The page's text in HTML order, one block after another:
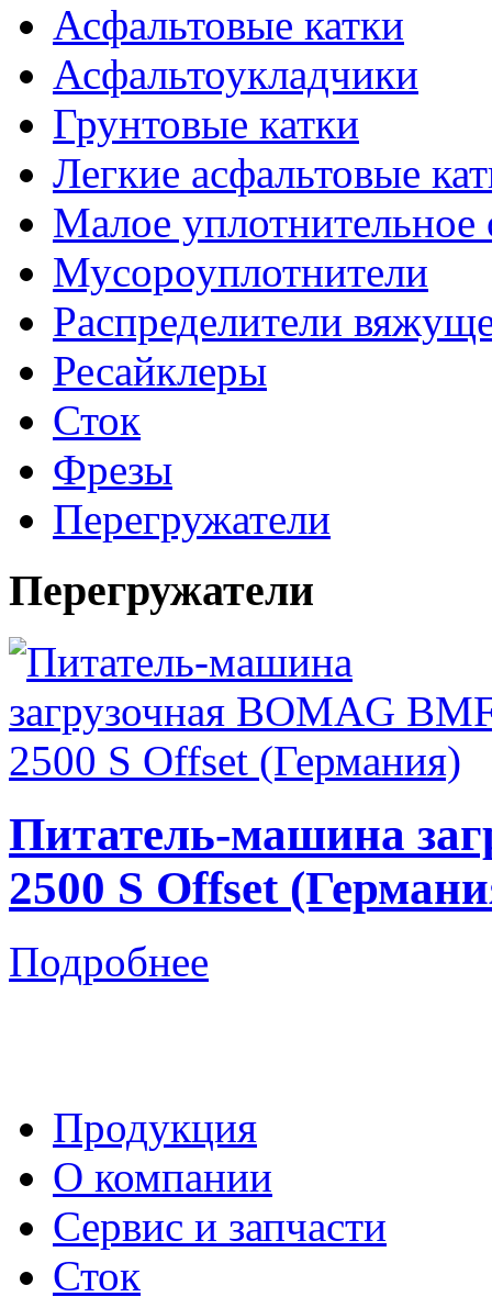
Асфальтовые катки
Асфальтоукладчики
Грунтовые катки
Легкие асфальтовые
Малое уплотнительное
Мусороуплотнители
Распределители
Ресайклеры
Сток
Фрезы
Перегружатели
Перегружатели
Питатель-машина
2500 S Offset
Подробнее
Продукция
О компании
Сервис и запчасти
Сток